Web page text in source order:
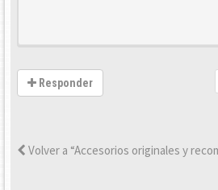
Responder
Volver a “Accesorios originales y